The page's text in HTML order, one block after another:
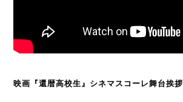
映画『還暦高校生』シネマスコーレ舞台挨拶